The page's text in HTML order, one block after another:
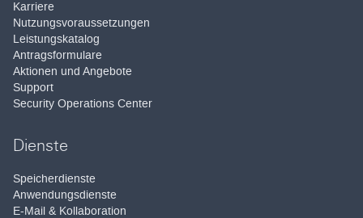
Karriere
Nutzungsvoraussetzungen
Leistungskatalog
Antragsformulare
Aktionen und Angebote
Support
Security Operations Center
Dienste
Speicherdienste
Anwendungsdienste
E-Mail & Kollaboration